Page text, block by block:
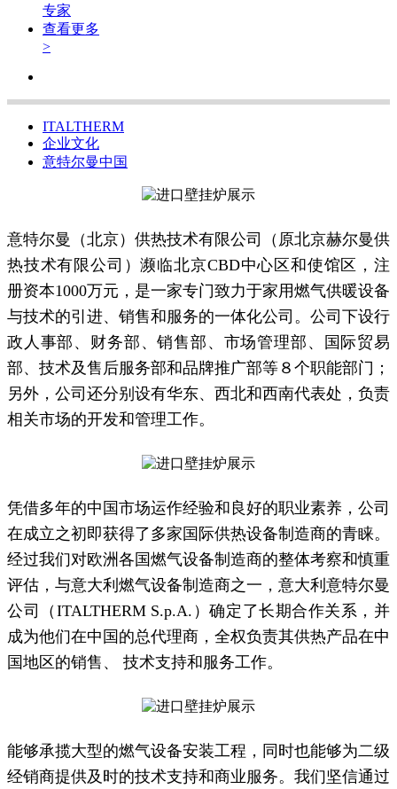
专家
查看更多
>
ITALTHERM
企业文化
意特尔曼中国
意特尔曼（北京）供热技术有限公司（原北京赫尔曼供
热技术有限公司）濒临北京CBD中心区和使馆区，注
册资本1000万元，是一家专门致力于家用燃气供暖设备
与技术的引进、销售和服务的一体化公司。公司下设行
政人事部、财务部、销售部、市场管理部、国际贸易
部、技术及售后服务部和品牌推广部等８个职能部门；
另外，公司还分别设有华东、西北和西南代表处，负责
相关市场的开发和管理工作。
凭借多年的中国市场运作经验和良好的职业素养，公司
在成立之初即获得了多家国际供热设备制造商的青睐。
经过我们对欧洲各国燃气设备制造商的整体考察和慎重
评估，与意大利燃气设备制造商之一，意大利意特尔曼
公司（ITALTHERM S.p.A.）确定了长期合作关系，并
成为他们在中国的总代理商，全权负责其供热产品在中
国地区的销售、 技术支持和服务工作。
能够承揽大型的燃气设备安装工程，同时也能够为二级
经销商提供及时的技术支持和商业服务。我们坚信通过